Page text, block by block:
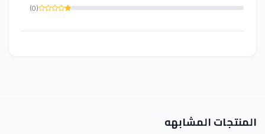
(0)
المنتجات المشابهه